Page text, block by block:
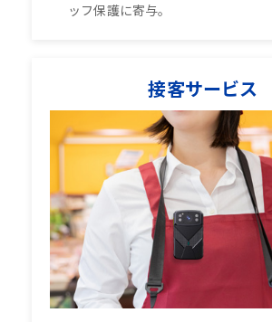
ッフ保護に寄与。
接客サービス